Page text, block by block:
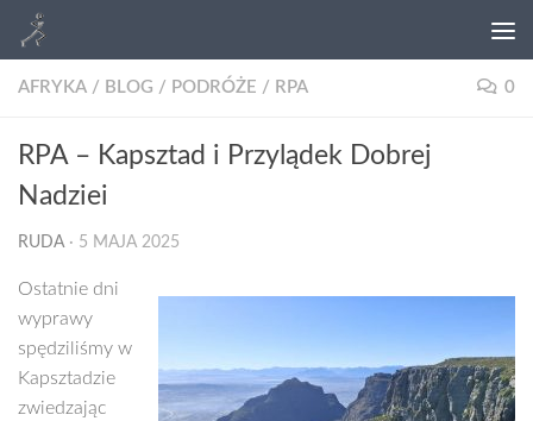
AFRYKA / BLOG / PODRÓŻE / RPA 0
RPA – Kapsztad i Przylądek Dobrej
Nadziei
RUDA · 5 MAJA 2025
Ostatnie dni
wyprawy
spędziliśmy w
Kapsztadzie
zwiedzając